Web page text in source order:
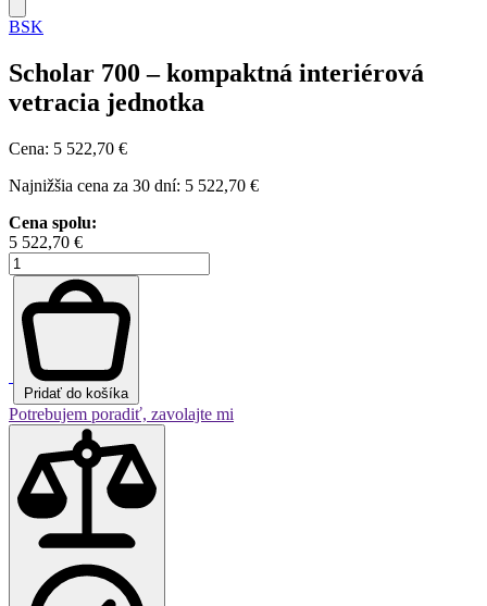
BSK
Scholar 700 – kompaktná interiérová
vetracia jednotka
Cena: 5 522,70 €
Najnižšia cena za 30 dní: 5 522,70 €
Cena spolu:
5 522,70 €
množstvo
Scholar
700
kompaktná
interiérová
vetracia
jednotka
Pridať do košíka
Potrebujem poradiť, zavolajte mi